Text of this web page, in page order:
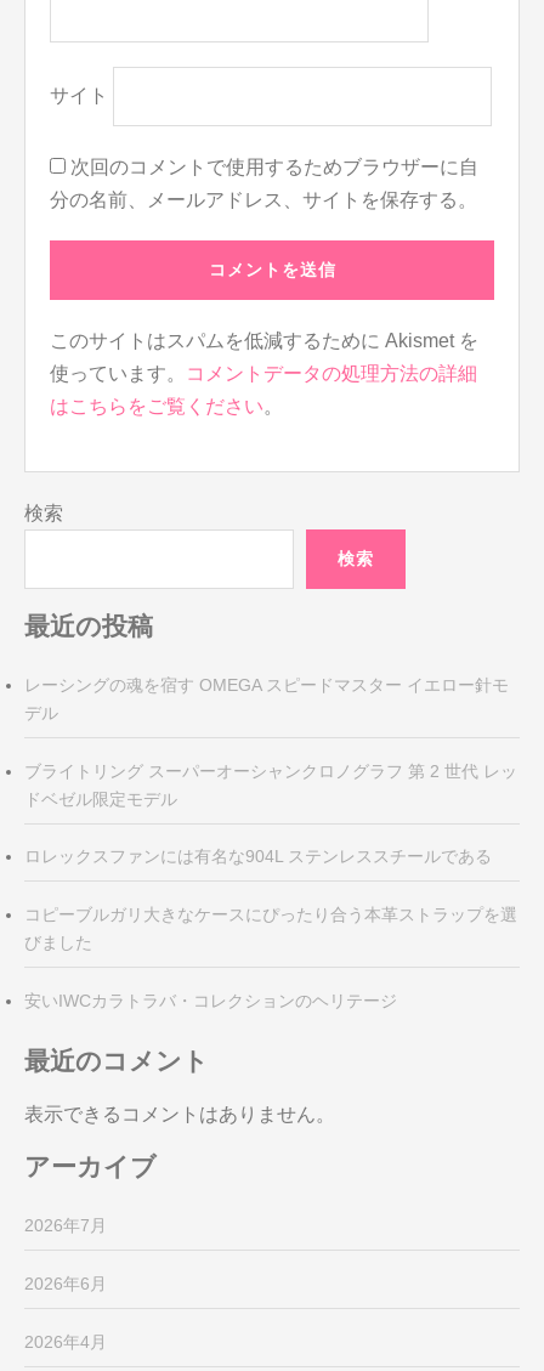
サイト
次回のコメントで使用するためブラウザーに自
分の名前、メールアドレス、サイトを保存する。
このサイトはスパムを低減するために Akismet を
使っています。
コメントデータの処理方法の詳細
はこちらをご覧ください。
検索
検索
最近の投稿
レーシングの魂を宿す OMEGA スピードマスター イエロー針モ
デル
ブライトリング スーパーオーシャンクロノグラフ 第 2 世代 レッ
ドベゼル限定モデル
ロレックスファンには有名な904L ステンレススチールである
コピーブルガリ大きなケースにぴったり合う本革ストラップを選
びました
安いIWCカラトラバ・コレクションのヘリテージ
最近のコメント
表示できるコメントはありません。
アーカイブ
2026年7月
2026年6月
2026年4月